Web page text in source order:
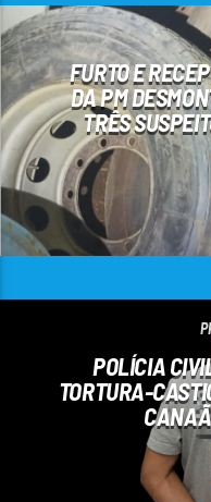
FURTO E
DA PM
TRÊS
POLÍCIA
TORTURA-